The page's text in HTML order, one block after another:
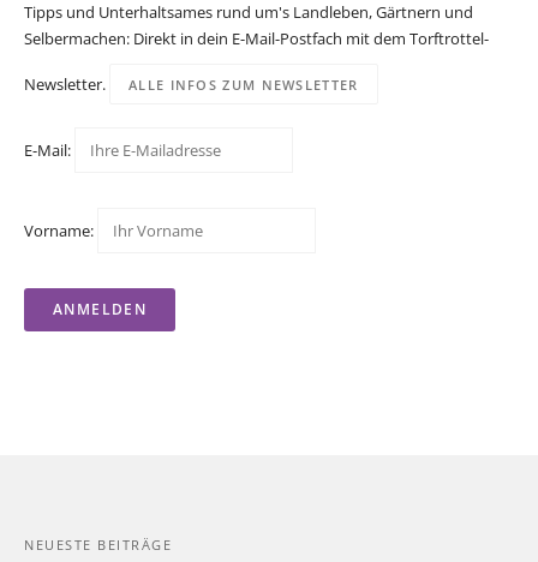
Tipps und Unterhaltsames rund um's Landleben, Gärtnern und
Selbermachen: Direkt in dein E-Mail-Postfach mit dem Torftrottel-
Newsletter. ALLE INFOS ZUM NEWSLETTER
E-Mail:
Vorname:
NEUESTE BEITRÄGE